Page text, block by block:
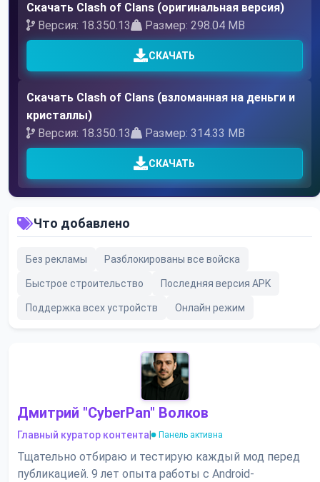
Скачать Clash of Clans (оригинальная версия)
Версия: 18.350.13
Размер: 298.04 MB
СКАЧАТЬ
Скачать Clash of Clans (взломанная на деньги и
кристаллы)
Версия: 18.350.13
Размер: 314.33 MB
СКАЧАТЬ
Что добавлено
Без рекламы Разблокированы все войска
Быстрое строительство Последняя версия APK
Поддержка всех устройств Онлайн режим
Дмитрий "CyberPan" Волков
Главный куратор контента| Панель активна
Тщательно отбираю и тестирую каждый мод перед
публикацией. 9 лет опыта работы с Android-